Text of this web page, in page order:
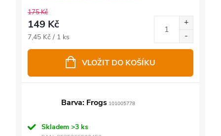
175 Kč
149 Kč
Měrná
cena:
7,45 Kč / 1 ks
VLOŽIT DO KOŠÍKU
Barva: Frogs 101005778
Skladem >3 ks